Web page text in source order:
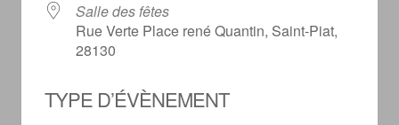
Salle des fêtes
Rue Verte Place rené Quantin, Saint-Piat,
28130
TYPE D’ÉVÈNEMENT